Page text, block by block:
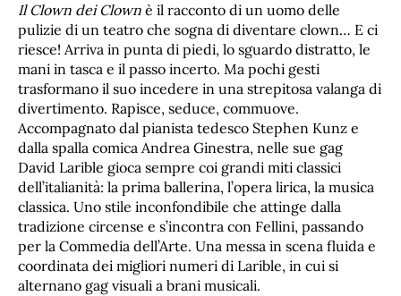
Il Clown dei Clown è il racconto di un uomo delle
pulizie di un teatro che sogna di diventare clown… E ci
riesce! Arriva in punta di piedi, lo sguardo distratto, le
mani in tasca e il passo incerto. Ma pochi gesti
trasformano il suo incedere in una strepitosa valanga di
divertimento. Rapisce, seduce, commuove.
Accompagnato dal pianista tedesco Stephen Kunz e
dalla spalla comica Andrea Ginestra, nelle sue gag
David Larible gioca sempre coi grandi miti classici
dell’italianità: la prima ballerina, l’opera lirica, la musica
classica. Uno stile inconfondibile che attinge dalla
tradizione circense e s’incontra con Fellini, passando
per la Commedia dell’Arte. Una messa in scena fluida e
coordinata dei migliori numeri di Larible, in cui si
alternano gag visuali a brani musicali.